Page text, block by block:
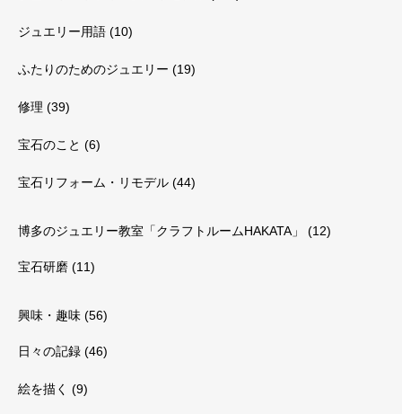
ジュエリー用語 (10)
ふたりのためのジュエリー (19)
修理 (39)
宝石のこと (6)
宝石リフォーム・リモデル (44)
博多のジュエリー教室「クラフトルームHAKATA」 (12)
宝石研磨 (11)
興味・趣味 (56)
日々の記録 (46)
絵を描く (9)